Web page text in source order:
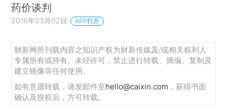
药价谈判
2016年03月02日 APP打开
财新网所刊载内容之知识产权为财新传媒及/或相关权利人
专属所有或持有。未经许可，禁止进行转载、摘编、复制及
建立镜像等任何使用。
如有意愿转载，请发邮件至hello@caixin.com ，获得书面
确认及授权后，方可转载。